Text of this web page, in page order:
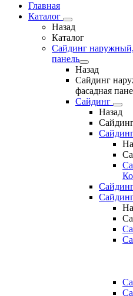
Главная
Каталог
Назад
Каталог
Сайдинг наружный,
панель
Назад
Сайдинг
фасадная
Сайдинг
Назад